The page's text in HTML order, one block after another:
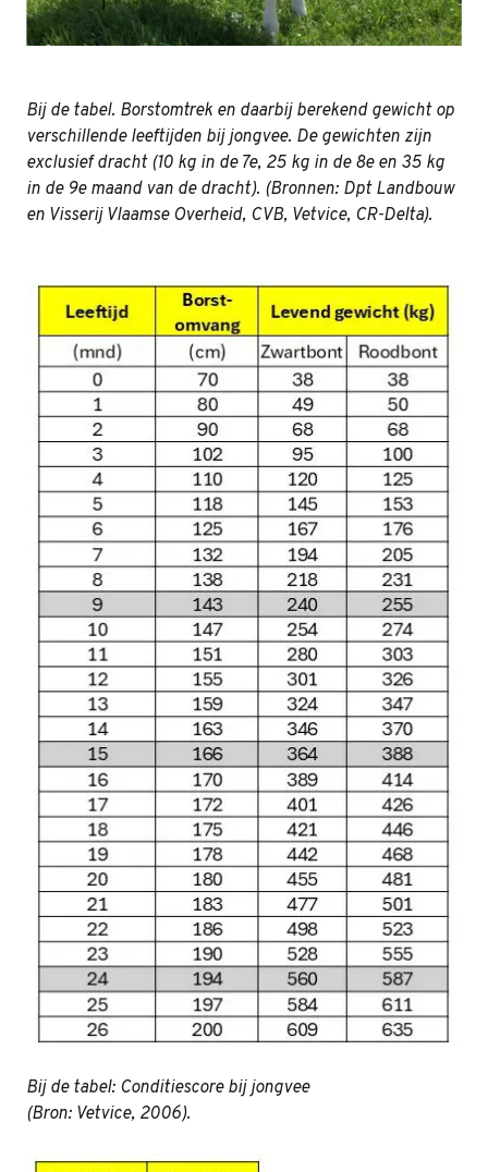
Bij de tabel. Borstomtrek en daarbij berekend gewicht op
verschillende leeftijden bij jongvee. De gewichten zijn
exclusief dracht (10 kg in de 7e, 25 kg in de 8e en 35 kg
in de 9e maand van de dracht). (Bronnen: Dpt Landbouw
en Visserij Vlaamse Overheid, CVB, Vetvice, CR-Delta).
Bij de tabel: Conditiescore bij jongvee
(Bron: Vetvice, 2006).